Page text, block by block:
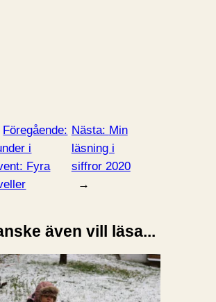
Föregående:
i
Fyra
Nästa: Min
läsning i
siffror 2020
→
även vill läsa...